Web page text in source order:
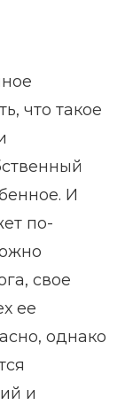
что такое
И
по-
свое
ее
однако
и